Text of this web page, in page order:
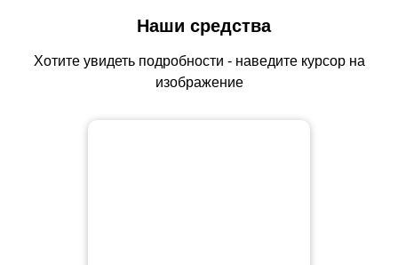
Наши средства
Хотите увидеть подробности - наведите курсор на
изображение